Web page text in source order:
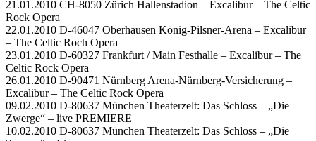
21.01.2010 CH-8050 Zürich Hallenstadion – Excalibur – The Celtic
Rock Opera
22.01.2010 D-46047 Oberhausen König-Pilsner-Arena – Excalibur
– The Celtic Roch Opera
23.01.2010 D-60327 Frankfurt / Main Festhalle – Excalibur – The
Celtic Rock Opera
26.01.2010 D-90471 Nürnberg Arena-Nürnberg-Versicherung –
Excalibur – The Celtic Rock Opera
09.02.2010 D-80637 München Theaterzelt: Das Schloss – „Die
Zwerge“ – live PREMIERE
10.02.2010 D-80637 München Theaterzelt: Das Schloss – „Die